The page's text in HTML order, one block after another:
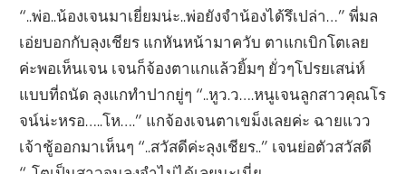
“..พ่อ..น้องเจนมาเยี่ยมน่ะ..พ่อยังจำน้องได้รึเปล่า…” พี่มล
เอ่ยบอกกับลุงเชียร แกหันหน้ามาควับ ตาแกเบิกโตเลย
ค่ะพอเห็นเจน เจนก็จ้องตาแกแล้วยิ้มๆ ยั่วๆโปรยเสน่ห์
แบบที่ถนัด ลุงแกทำปากยู่ๆ “..หูว.ว….หนูเจนลูกสาวคุณโร
จน์น่ะหรอ…..โห….” แกจ้องเจนตาเขม็งเลยค่ะ ฉายแวว
เจ้าชู้ออกมาเห็นๆ “..สวัสดีค่ะลุงเชียร..” เจนย่อตัวสวัสดี